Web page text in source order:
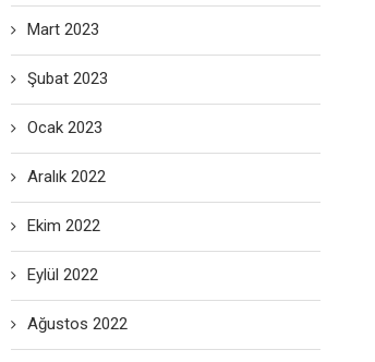
Mart 2023
Şubat 2023
Ocak 2023
Aralık 2022
Ekim 2022
Eylül 2022
Ağustos 2022